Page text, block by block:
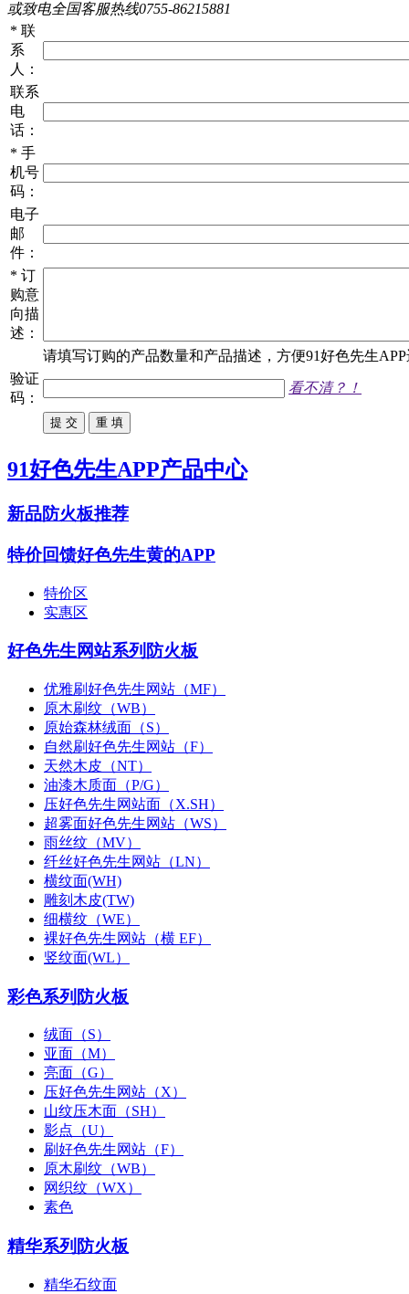
或致电全国客服热线0755-86215881
* 联
系
人：
联系
电
话：
* 手
机号
码：
电子
邮
件：
* 订
购意
向描
述：
请填写订购的产品数量和产品描述，方便91好色先生APP
验证
码：
看不清？！
91好色先生APP产品中心
新品防火板推荐
特价回馈好色先生黄的APP
特价区
实惠区
好色先生网站系列防火板
优雅刷好色先生网站（MF）
原木刷纹（WB）
原始森林绒面（S）
自然刷好色先生网站（F）
天然木皮（NT）
油漆木质面（P/G）
压好色先生网站面（X.SH）
超雾面好色先生网站（WS）
雨丝纹（MV）
纤丝好色先生网站（LN）
横纹面(WH)
雕刻木皮(TW)
细横纹（WE）
裸好色先生网站（横 EF）
竖纹面(WL）
彩色系列防火板
绒面（S）
亚面（M）
亮面（G）
压好色先生网站（X）
山纹压木面（SH）
影点（U）
刷好色先生网站（F）
原木刷纹（WB）
网织纹（WX）
素色
精华系列防火板
精华石纹面